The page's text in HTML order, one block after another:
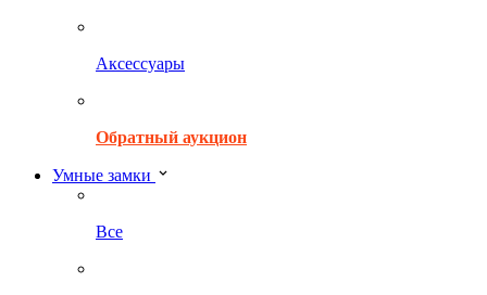
Аксессуары
Обратный аукцион
Умные замки
Все